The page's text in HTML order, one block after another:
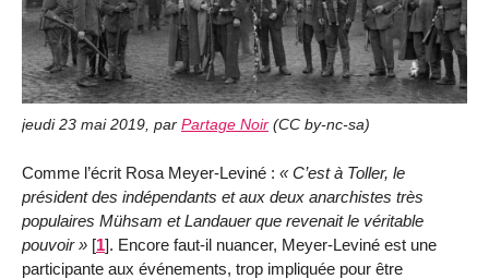
jeudi 23 mai 2019, par Partage Noir (CC by-nc-sa)
Comme l’écrit Rosa Meyer-Leviné :
C’est à Toller, le
président des indépendants et aux deux anarchistes très
populaires Mühsam et Landauer que revenait le véritable
pouvoir
[1]. Encore faut-il nuancer, Meyer-Leviné est une
participante aux événements, trop impliquée pour être